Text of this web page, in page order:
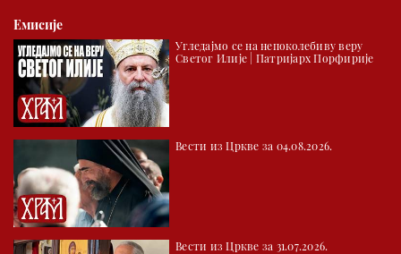
Емисије
Угледајмо се на непоколебиву веру
Светог Илије | Патријарх Порфирије
Вести из Цркве за 04.08.2026.
Вести из Цркве за 31.07.2026.